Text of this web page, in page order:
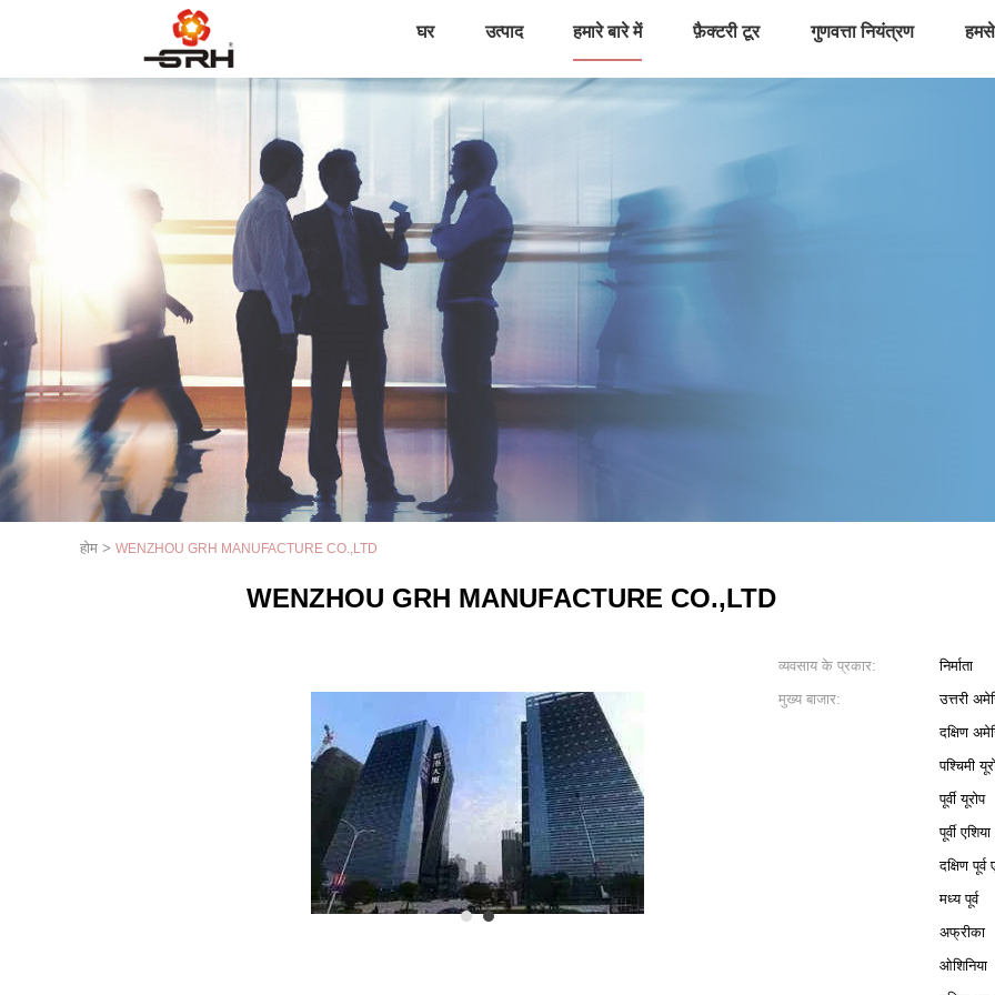
घर उत्पाद हमारे बारे में फ़ैक्टरी टूर गुणवत्ता नियंत्रण
होम > WENZHOU GRH MANUFACTURE CO.,LTD
WENZHOU GRH MANUFACTURE CO.,LTD
1 2
व्यवसाय के प्रकार:
निर्माता
मुख्य बाजार:
उत्तरी
दक्षिण
पश्चिमी
पूर्वी यूरोप
पूर्वी एशिया
दक्षिण पूर्व
मध्य पूर्व
अफ्रीका
ओशिनिया